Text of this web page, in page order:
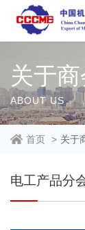
关于商
ABOUT US
首页 > 关于
电工产品分